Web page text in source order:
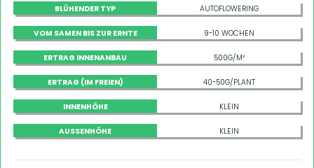
BLÜHENDER TYP AUTOFLOWERING
VOM SAMEN BIS ZUR ERNTE 9-10 WOCHEN
ERTRAG INNENANBAU 500G/M²
ERTRAG (IM FREIEN) 40-50G/PLANT
INNENHÖHE KLEIN
AUSSENHÖHE KLEIN